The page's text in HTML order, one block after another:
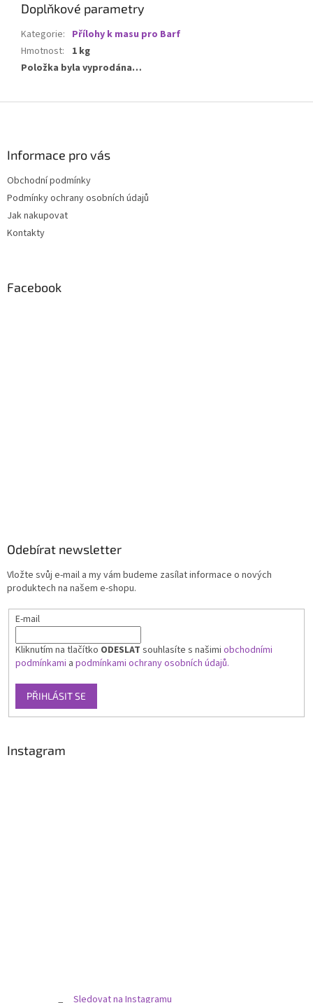
Doplňkové parametry
Kategorie: Přílohy k masu pro Barf
Hmotnost:
1 kg
Položka byla vyprodána…
Informace pro vás
Obchodní podmínky
Podmínky ochrany osobních údajů
Jak nakupovat
Kontakty
Facebook
Odebírat newsletter
Vložte svůj e-mail a my vám budeme zasílat informace o nových
produktech na našem e-shopu.
E-mail
Kliknutím na tlačítko ODESLAT souhlasíte s našimi obchodními
podmínkami a podmínkami ochrany osobních údajů.
PŘIHLÁSIT SE
Instagram
Sledovat na Instagramu